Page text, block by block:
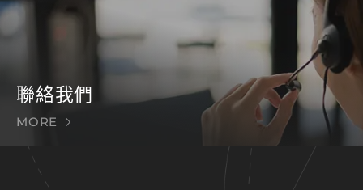
聯絡我們
MORE